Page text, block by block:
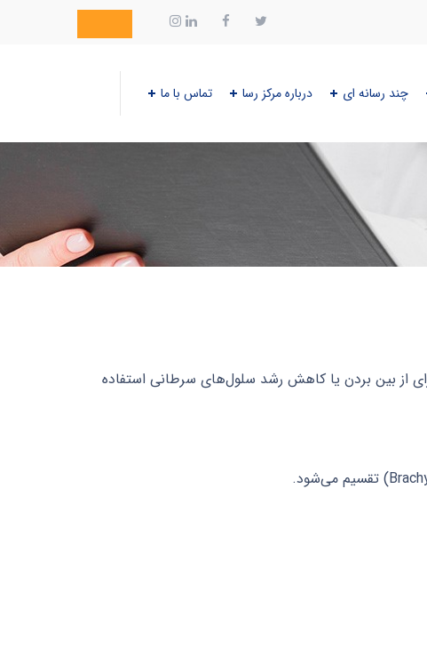
چند رسانه ای درباره مرکز رسا تماس با ما
از بین بردن یا کاهش رشد سلول‌های سرطانی استفاده